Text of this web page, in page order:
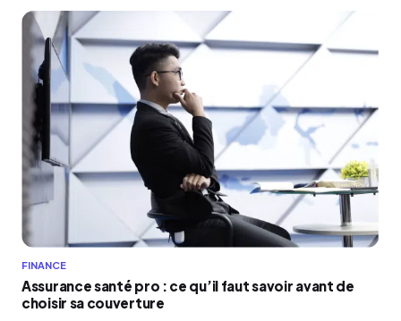
FINANCE
Assurance santé pro : ce qu’il faut savoir avant de
choisir sa couverture